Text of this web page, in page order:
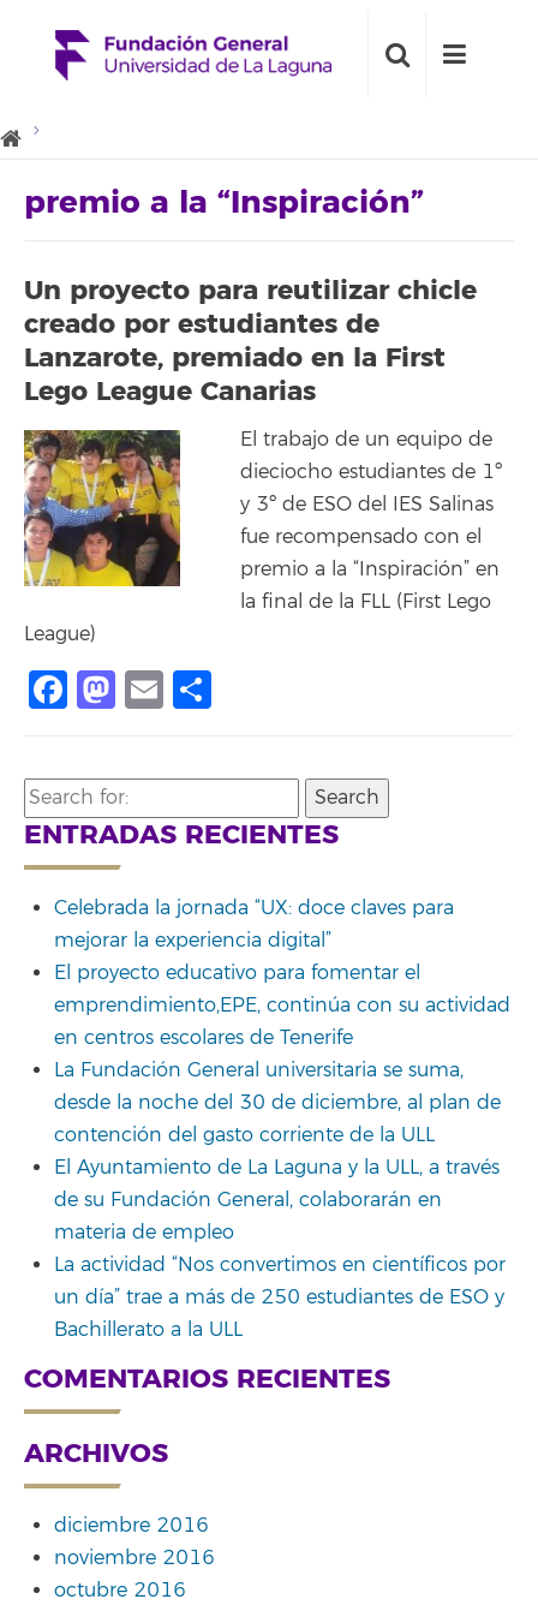
premio a la “Inspiración”
Un proyecto para reutilizar chicle
creado por estudiantes de
Lanzarote, premiado en la First
Lego League Canarias
El trabajo de un equipo de
dieciocho estudiantes de 1º
y 3º de ESO del IES Salinas
fue recompensado con el
premio a la “Inspiración” en
la final de la FLL (First Lego
League)
Facebook
Mastodon
Email
Search
for:
ENTRADAS RECIENTES
Celebrada la jornada “UX: doce claves para
mejorar la experiencia digital”
El proyecto educativo para fomentar el
emprendimiento,EPE, continúa con su actividad
en centros escolares de Tenerife
La Fundación General universitaria se suma,
desde la noche del 30 de diciembre, al plan de
contención del gasto corriente de la ULL
El Ayuntamiento de La Laguna y la ULL, a través
de su Fundación General, colaborarán en
materia de empleo
La actividad “Nos convertimos en científicos por
un día” trae a más de 250 estudiantes de ESO y
Bachillerato a la ULL
COMENTARIOS RECIENTES
ARCHIVOS
diciembre 2016
noviembre 2016
octubre 2016